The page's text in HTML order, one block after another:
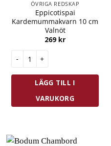
ÖVRIGA REDSKAP
Eppicotispai
Kardemummakvarn 10 cm
Valnöt
269 kr
LÄGG TILL I
VARUKORG